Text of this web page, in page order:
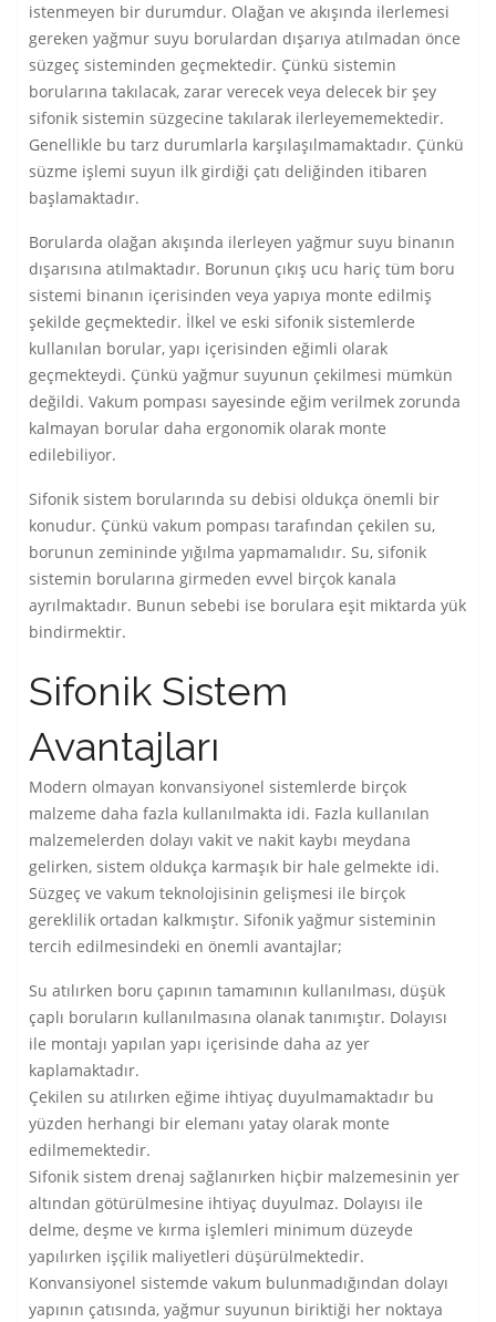
istenmeyen bir durumdur. Olağan ve akışında ilerlemesi
gereken yağmur suyu borulardan dışarıya atılmadan önce
süzgeç sisteminden geçmektedir. Çünkü sistemin
borularına takılacak, zarar verecek veya delecek bir şey
sifonik sistemin süzgecine takılarak ilerleyememektedir.
Genellikle bu tarz durumlarla karşılaşılmamaktadır. Çünkü
süzme işlemi suyun ilk girdiği çatı deliğinden itibaren
başlamaktadır.
Borularda olağan akışında ilerleyen yağmur suyu binanın
dışarısına atılmaktadır. Borunun çıkış ucu hariç tüm boru
sistemi binanın içerisinden veya yapıya monte edilmiş
şekilde geçmektedir. İlkel ve eski sifonik sistemlerde
kullanılan borular, yapı içerisinden eğimli olarak
geçmekteydi. Çünkü yağmur suyunun çekilmesi mümkün
değildi. Vakum pompası sayesinde eğim verilmek zorunda
kalmayan borular daha ergonomik olarak monte
edilebiliyor.
Sifonik sistem borularında su debisi oldukça önemli bir
konudur. Çünkü vakum pompası tarafından çekilen su,
borunun zemininde yığılma yapmamalıdır. Su, sifonik
sistemin borularına girmeden evvel birçok kanala
ayrılmaktadır. Bunun sebebi ise borulara eşit miktarda yük
bindirmektir.
Sifonik Sistem
Avantajları
Modern olmayan konvansiyonel sistemlerde birçok
malzeme daha fazla kullanılmakta idi. Fazla kullanılan
malzemelerden dolayı vakit ve nakit kaybı meydana
gelirken, sistem oldukça karmaşık bir hale gelmekte idi.
Süzgeç ve vakum teknolojisinin gelişmesi ile birçok
gereklilik ortadan kalkmıştır. Sifonik yağmur sisteminin
tercih edilmesindeki en önemli avantajlar;
Su atılırken boru çapının tamamının kullanılması, düşük
çaplı boruların kullanılmasına olanak tanımıştır. Dolayısı
ile montajı yapılan yapı içerisinde daha az yer
kaplamaktadır.
Çekilen su atılırken eğime ihtiyaç duyulmamaktadır bu
yüzden herhangi bir elemanı yatay olarak monte
edilmemektedir.
Sifonik sistem drenaj sağlanırken hiçbir malzemesinin yer
altından götürülmesine ihtiyaç duyulmaz. Dolayısı ile
delme, deşme ve kırma işlemleri minimum düzeyde
yapılırken işçilik maliyetleri düşürülmektedir.
Konvansiyonel sistemde vakum bulunmadığından dolayı
yapının çatısında, yağmur suyunun biriktiği her noktaya